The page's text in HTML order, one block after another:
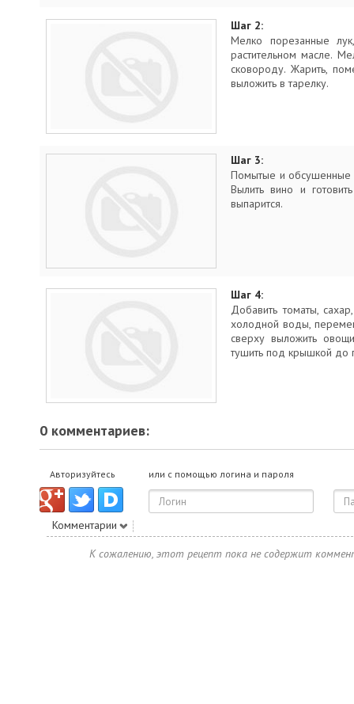
Шаг 2:
Мелко порезанные
растительном масле.
сковороду. Жарить,
выложить в тарелку.
Шаг 3:
Помытые и обсушенные
Вылить вино и
выпарится.
Шаг 4:
Добавить томаты,
холодной воды,
сверху выложить
тушить под крышкой до
0 комментариев:
Авторизуйтесь или с помощью логина и пароля
Комментарии
К сожалению, этот рецепт пока не содержит